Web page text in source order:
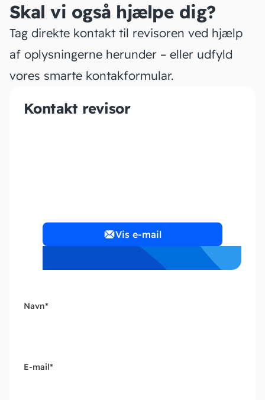
Skal vi også hjælpe dig?
Tag direkte kontakt til revisoren ved hjælp
af oplysningerne herunder – eller udfyld
vores smarte kontakformular.
Kontakt revisor
Vis e-mail
Navn*
E-mail*